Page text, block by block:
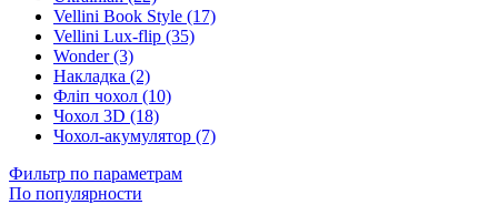
Vellini Book Style (17)
Vellini Lux-flip (35)
Wonder (3)
Накладка (2)
Фліп чохол (10)
Чохол 3D (18)
Чохол-акумулятор (7)
Фильтр по параметрам
По популярности